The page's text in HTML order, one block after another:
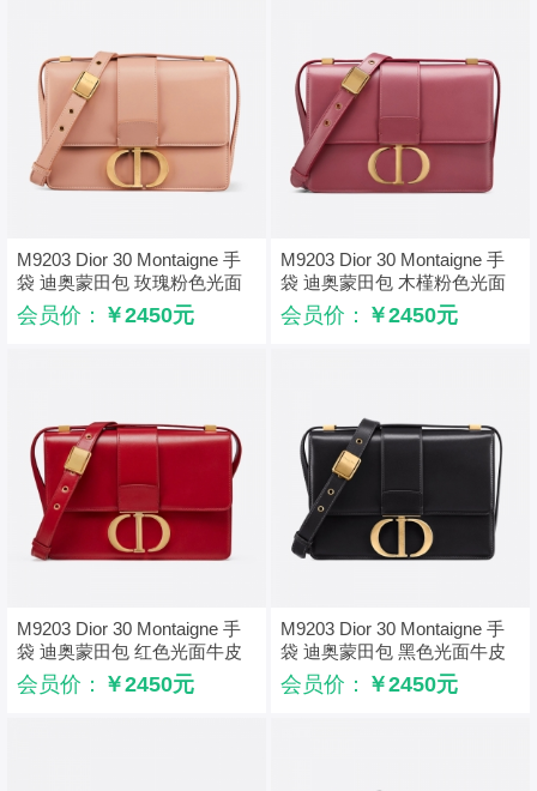
M9203 Dior 30 Montaigne 手
袋 迪奥蒙田包 玫瑰粉色光面
牛皮革
会员价： ￥2450元
M9203 Dior 30 Montaigne 手
袋 迪奥蒙田包 木槿粉色光面
牛皮革
会员价： ￥2450元
M9203 Dior 30 Montaigne 手
袋 迪奥蒙田包 红色光面牛皮
革
会员价： ￥2450元
M9203 Dior 30 Montaigne 手
袋 迪奥蒙田包 黑色光面牛皮
革
会员价： ￥2450元